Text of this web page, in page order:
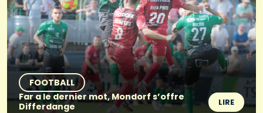
FOOTBALL
Far a le dernier mot, Mondorf s’offre
Differdange
LIRE